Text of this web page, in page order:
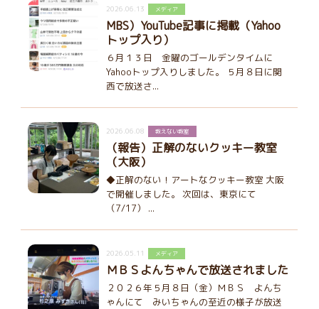
2026.06.13 メディア
MBS）YouTube記事に掲載（Yahoo
トップ入り）
６月１３日 金曜のゴールデンタイムに
Yahooトップ入りしました。 ５月８日に関
西で放送さ...
2026.06.08 教えない教室
（報告）正解のないクッキー教室
（大阪）
◆正解のない！アートなクッキー教室 大阪
で開催しました。 次回は、東京にて
（7/17） ...
2026.05.11 メディア
ＭＢＳよんちゃんで放送されました
２０２６年５月８日（金）ＭＢＳ よんち
ゃんにて みいちゃんの至近の様子が放送